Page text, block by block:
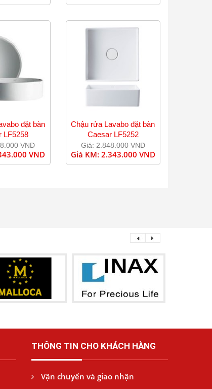
đặt bàn
LF5258
VND
VND
Chậu rửa Lavabo đặt bàn
Caesar LF5252
Giá: 2.848.000 VND
Giá KM: 2.343.000 VND
THÔNG TIN CHO KHÁCH HÀNG
Vận chuyển và giao nhận